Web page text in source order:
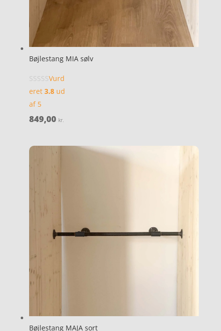
Bøjlestang MIA sølv
Vurd
eret 3.8ud
af 5
849,00 kr.
Bøjlestang MAJA sort